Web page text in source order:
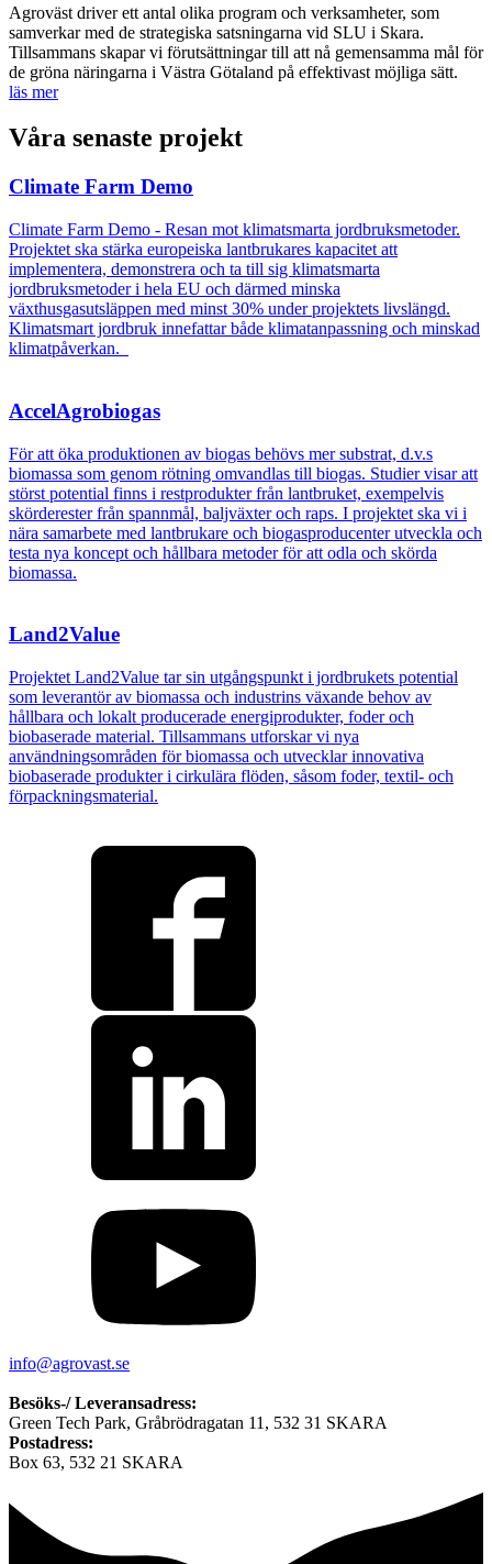
Agroväst driver ett antal olika program och verksamheter, som
samverkar med de strategiska satsningarna vid SLU i Skara.
Tillsammans skapar vi förutsättningar till att nå gemensamma mål för
de gröna näringarna i Västra Götaland på effektivast möjliga sätt.
läs mer
Våra senaste projekt
Climate Farm Demo
Climate Farm Demo - Resan mot klimatsmarta jordbruksmetoder.
Projektet ska stärka europeiska lantbrukares kapacitet att
implementera, demonstrera och ta till sig klimatsmarta
jordbruksmetoder i hela EU och därmed minska
växthusgasutsläppen med minst 30% under projektets livslängd.
Klimatsmart jordbruk innefattar både klimatanpassning och minskad
klimatpåverkan.
AccelAgrobiogas
För att öka produktionen av biogas behövs mer substrat, d.v.s
biomassa som genom rötning omvandlas till biogas. Studier visar att
störst potential finns i restprodukter från lantbruket, exempelvis
skörderester från spannmål, baljväxter och raps. I projektet ska vi i
nära samarbete med lantbrukare och biogasproducenter utveckla och
testa nya koncept och hållbara metoder för att odla och skörda
biomassa.
Land2Value
Projektet Land2Value tar sin utgångspunkt i jordbrukets potential
som leverantör av biomassa och industrins växande behov av
hållbara och lokalt producerade energiprodukter, foder och
biobaserade material. Tillsammans utforskar vi nya
användningsområden för biomassa och utvecklar innovativa
biobaserade produkter i cirkulära flöden, såsom foder, textil- och
förpackningsmaterial.
info@agrovast.se
Besöks-/ Leveransadress:
Green Tech Park, Gråbrödragatan 11, 532 31 SKARA
Postadress:
Box 63, 532 21 SKARA